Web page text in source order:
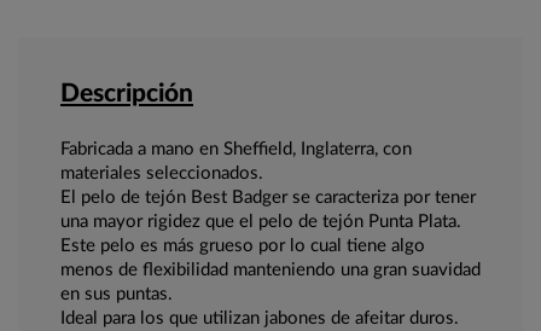
Descripción
Fabricada a mano en Sheffield, Inglaterra, con
materiales seleccionados.
El pelo de tejón Best Badger se caracteriza por tener
una mayor rigidez que el pelo de tejón Punta Plata.
Este pelo es más grueso por lo cual tiene algo
menos de flexibilidad manteniendo una gran suavidad
en sus puntas.
Ideal para los que utilizan jabones de afeitar duros.